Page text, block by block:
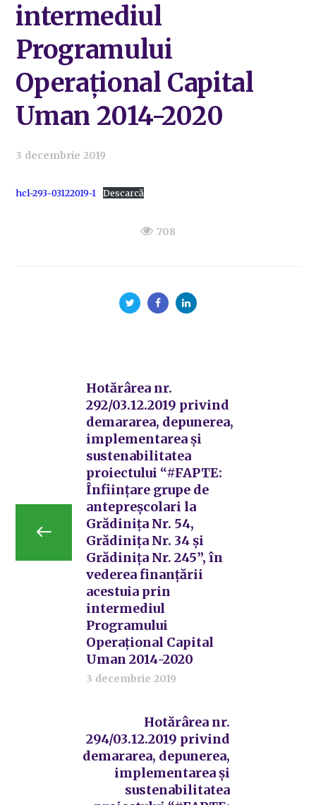
intermediul
Programului
Operațional Capital
Uman 2014-2020
3 decembrie 2019
hcl-293-03122019-1 Descarcă
708
Hotărârea nr.
292/03.12.2019 privind
demararea, depunerea,
implementarea și
sustenabilitatea
proiectului “#FAPTE:
Înființare grupe de
antepreșcolari la
Grădinița Nr. 54,
Grădinița Nr. 34 și
Grădinița Nr. 245”, în
vederea finanțării
acestuia prin
intermediul
Programului
Operațional Capital
Uman 2014-2020
3 decembrie 2019
Hotărârea nr.
294/03.12.2019 privind
demararea, depunerea,
implementarea și
sustenabilitatea